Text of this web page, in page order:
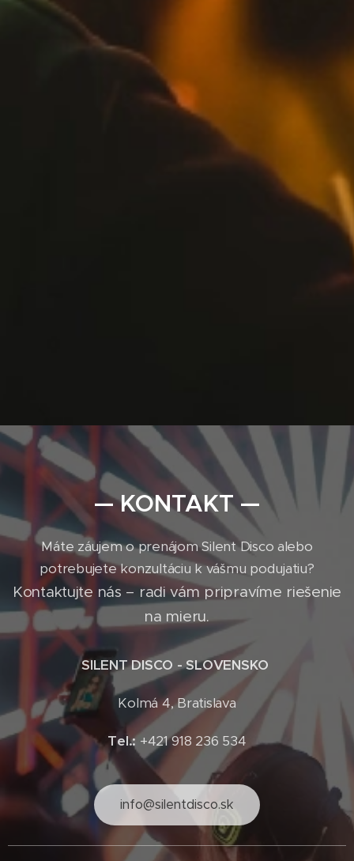
— KONTAKT —
Máte záujem o prenájom Silent Disco alebo
potrebujete konzultáciu k vášmu podujatiu?
Kontaktujte nás – radi vám pripravíme riešenie
na mieru.
SILENT DISCO - SLOVENSKO
Kolmá 4, Bratislava
Tel.:+421 918 236 534
info@silentdisco.sk